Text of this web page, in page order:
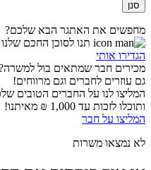
סנן
מחפשים את האתגר הבא שלכם?
תנו לסוכן החכם
הגדירו אותי
מכירים חבר שמתאים בול
גם עוזרים לחברים וגם מרווחים!
המליצו לנו על החברים הטובים
ותוכלו לזכות עד 1,000 ₪ מאיתנו!
המליצו על חבר
לא נמצאו משרות